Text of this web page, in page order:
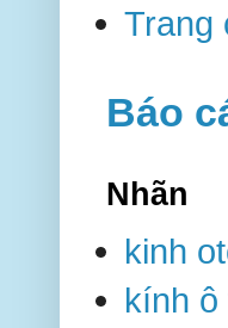
Trang
Báo
Nhãn
kinh
kính ô